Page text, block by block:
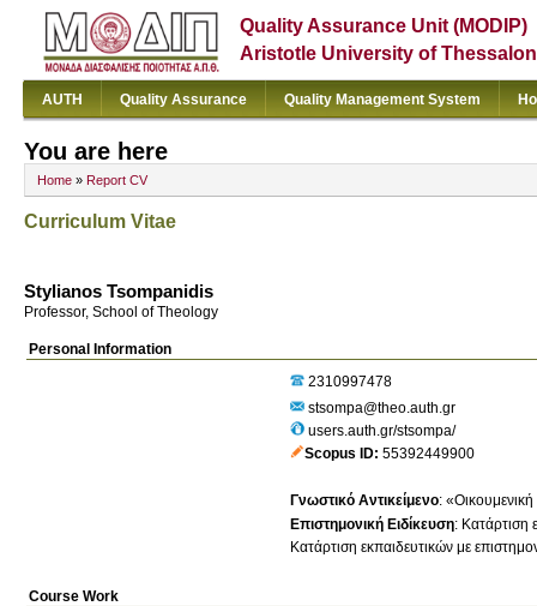
Quality Assurance Unit (MODIP)
Aristotle University of
AUTH Quality Assurance Quality Management System
You are here
Home » Report CV
Curriculum Vitae
Stylianos Tsompanidis
Professor, School of Theology
Personal Information
2310997478
stsompa@theo.auth.gr
users.auth.gr/stsompa/
Scopus ID 55392449900
Γνωστικό Αντικείμενο:
Επιστημονική Ειδίκευση: Κατάρτιση
Κατάρτιση εκπαιδευτικών με
Course Work